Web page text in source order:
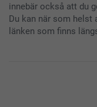
innebär också att du
Du kan när som helst
länken som finns